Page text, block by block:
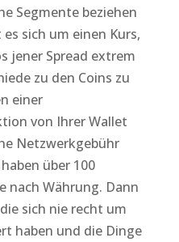
Segmente beziehen
sich um einen Kurs,
jener Spread extrem
zu den Coins zu
einer
von Ihrer Wallet
Netzwerkgebühr
über 100
nach Währung. Dann
sich nie recht um
haben und die Dinge